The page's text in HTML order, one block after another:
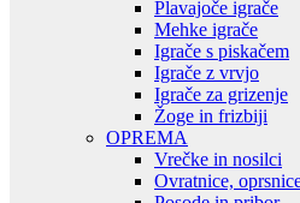
Plavajoče igrače
Mehke igrače
Igrače s piskačem
Igrače z vrvjo
Igrače za grizenje
Žoge in frizbiji
OPREMA
Vrečke in nosilci
Ovratnice,